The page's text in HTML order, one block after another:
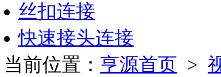
丝扣连接
快速接头连接
当前位置： 亨源首页 >